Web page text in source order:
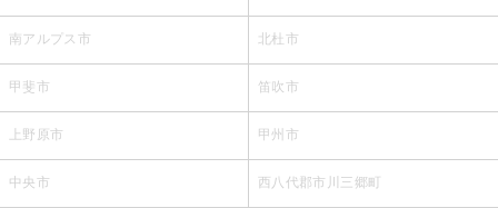
南アルプス市 北杜市
甲斐市 笛吹市
上野原市 甲州市
中央市 西八代郡市川三郷町